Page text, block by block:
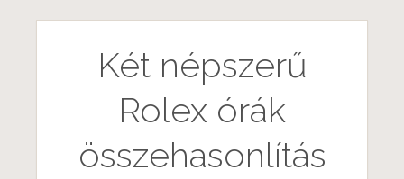
t
Két népszerű
Rolex órák
összehasonlítás